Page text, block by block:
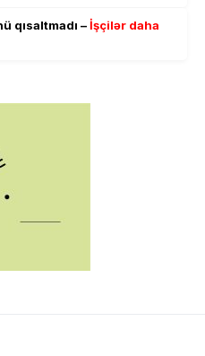
qısaltmadı –İşçilər daha